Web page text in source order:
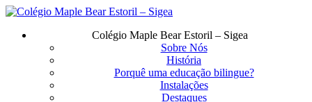
Saltar
Menu
Colégio Maple Bear Estoril – Sigea
Sobre Nós
História
Porquê uma educação bilingue?
Instalações
Destaques